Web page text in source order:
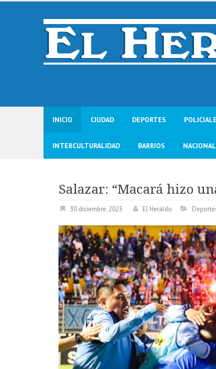
Skip
INICIO CIUDAD DEPORTES
INTERCULTURALIDAD BARRIOS
Salazar: “Macará hizo
30 diciembre, 2025 El Heraldo